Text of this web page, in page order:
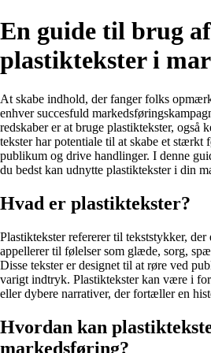
En guide til brug af
plastiktekster i
At skabe indhold, der fanger folks
enhver succesfuld
redskaber er at bruge plastiktekster, også
tekster har potentiale til at skabe et stærkt
publikum og drive handlinger. I denne
du bedst kan udnytte plastiktekster i din
Hvad er plastiktekster?
Plastiktekster refererer til tekststykker, der
appellerer til følelser som glæde, sorg,
Disse tekster er designet til at røre ved
varigt indtryk. Plastiktekster kan være i
eller dybere narrativer, der fortæller en
Hvordan kan
markedsføring?